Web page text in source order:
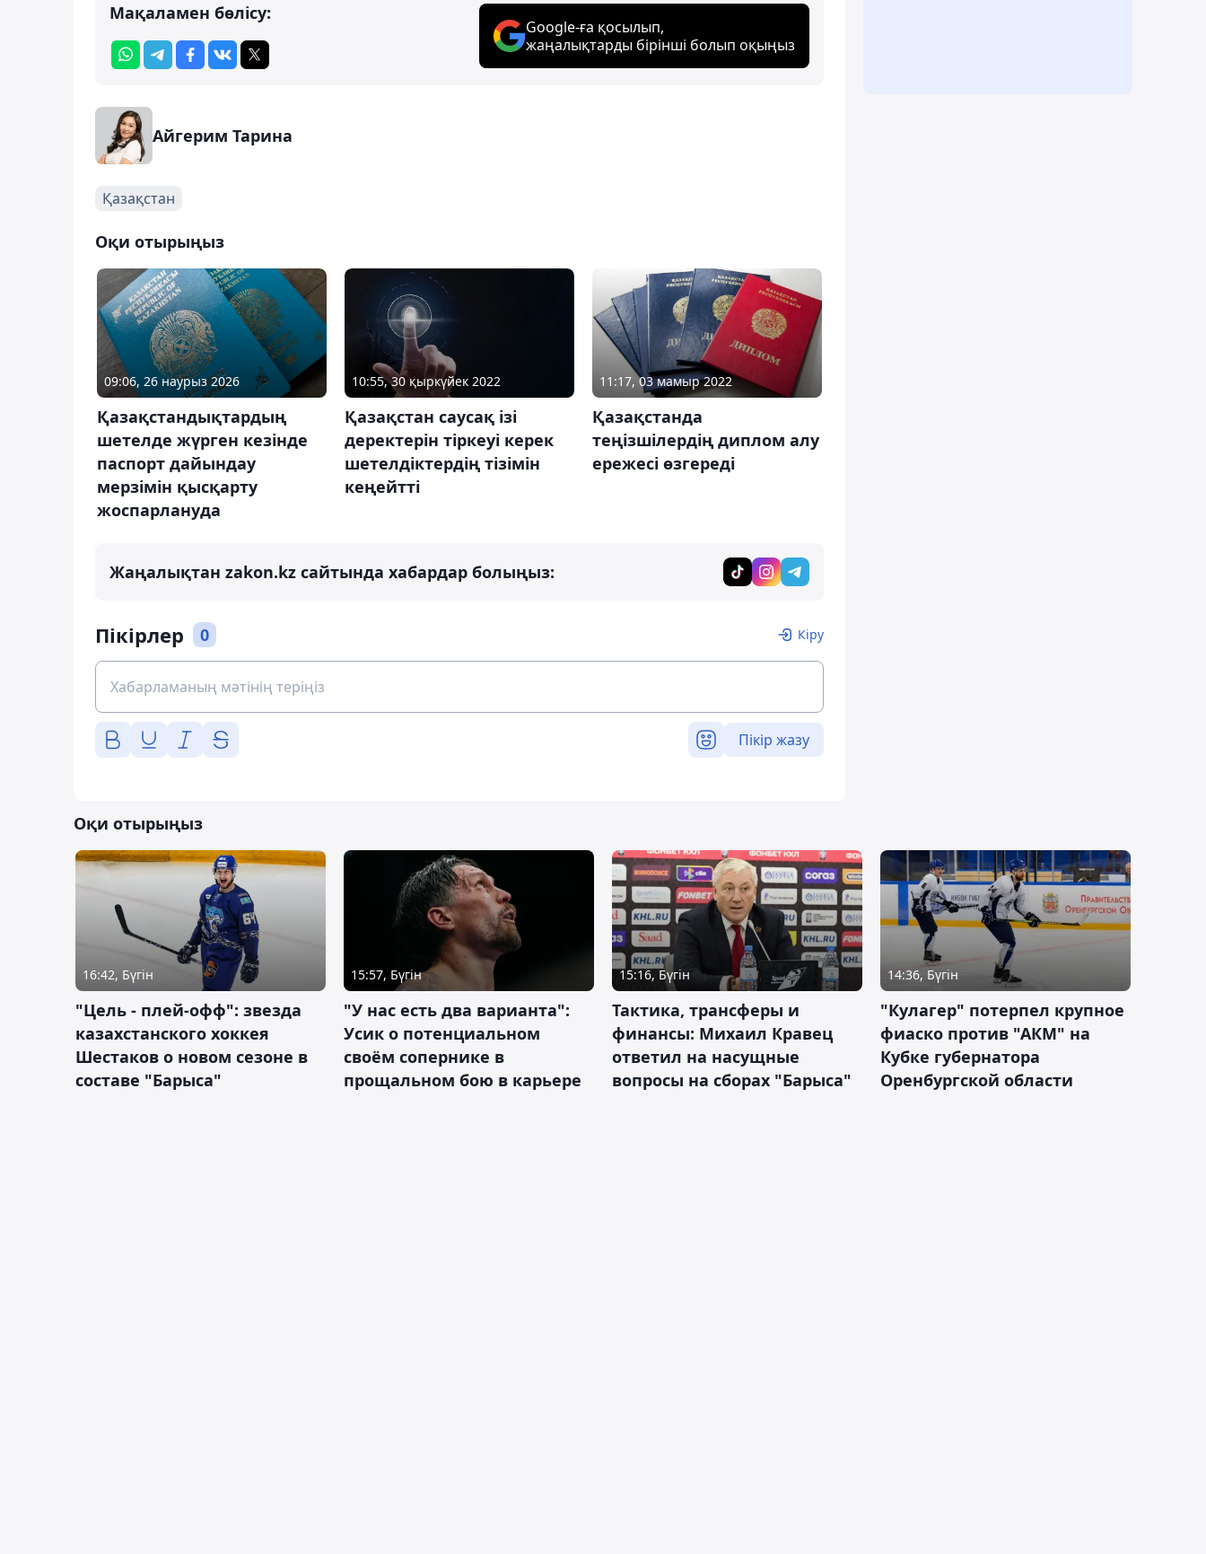
Мақаламен бөлісу:
Google-ға қосылып,
жаңалықтарды бірінші болып оқыңыз
Айгерим Тарина
Қазақстан
Оқи отырыңыз
09:06, 26 наурыз 2026
Қазақстандықтардың
шетелде жүрген кезінде
паспорт дайындау
мерзімін қысқарту
жоспарлануда
10:55, 30 қыркүйек 2022
Қазақстан саусақ ізі
деректерін тіркеуі керек
шетелдіктердің тізімін
кеңейтті
11:17, 03 мамыр 2022
Қазақстанда
теңізшілердің диплом алу
ережесі өзгереді
Жаңалықтан zakon.kz сайтында хабардар болыңыз:
Пікірлер 0 Кіру
Пікір жазу
Оқи отырыңыз
16:42, Бүгін
"Цель - плей-офф": звезда
казахстанского хоккея
Шестаков о новом сезоне в
составе "Барыса"
15:57, Бүгін
"У нас есть два варианта":
Усик о потенциальном
своём сопернике в
прощальном бою в карьере
15:16, Бүгін
Тактика, трансферы и
финансы: Михаил Кравец
ответил на насущные
вопросы на сборах "Барыса"
14:36, Бүгін
"Кулагер" потерпел крупное
фиаско против "АКМ" на
Кубке губернатора
Оренбургской области